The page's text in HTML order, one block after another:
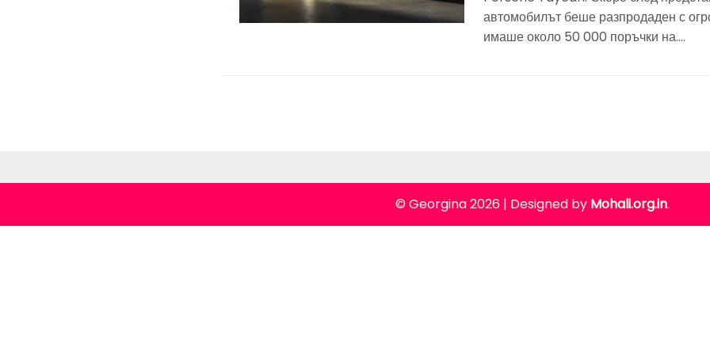
автомобилът беше разпродаден с
имаше около 50 000 поръчки на….
© Georgina 2026 | Designed by Mohali.org.in.